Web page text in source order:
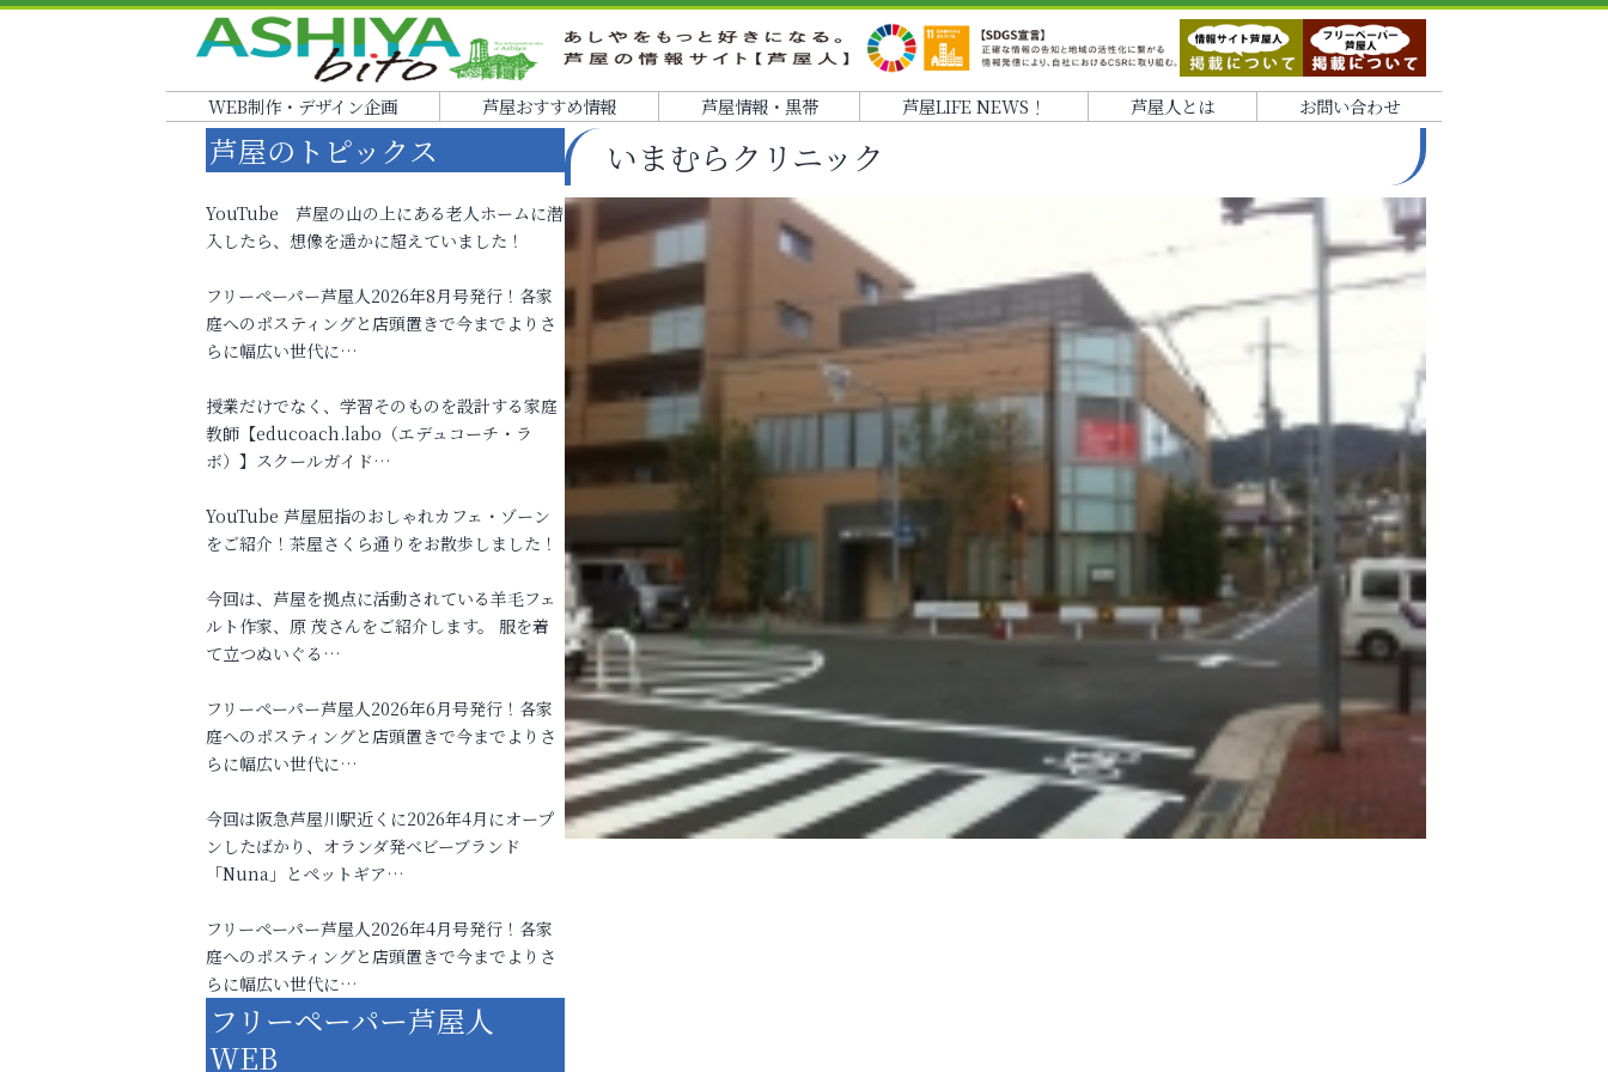
WEB制作・デザイン企画 芦屋おすすめ情報 芦屋情報・黒帯 芦屋LIFE NEWS！ 芦屋人とは お問い合わせ
いまむらクリニック
芦屋のトピックス
YouTube 芦屋の山の上にある老人ホームに潜
入したら、想像を遥かに超えていました！
フリーペーパー芦屋人2026年8月号発行！各家
庭へのポスティングと店頭置きで今までよりさ
らに幅広い世代に…
授業だけでなく、学習そのものを設計する家庭
教師【educoach.labo（エデュコーチ・ラ
ボ）】スクールガイド…
YouTube 芦屋屈指のおしゃれカフェ・ゾーン
をご紹介！茶屋さくら通りをお散歩しました！
今回は、芦屋を拠点に活動されている羊毛フェ
ルト作家、原 茂さんをご紹介します。 服を着
て立つぬいぐる…
フリーペーパー芦屋人2026年6月号発行！各家
庭へのポスティングと店頭置きで今までよりさ
らに幅広い世代に…
今回は阪急芦屋川駅近くに2026年4月にオープ
ンしたばかり、オランダ発ベビーブランド
「Nuna」とペットギア…
フリーペーパー芦屋人2026年4月号発行！各家
庭へのポスティングと店頭置きで今までよりさ
らに幅広い世代に…
フリーペーパー芦屋人
WEB